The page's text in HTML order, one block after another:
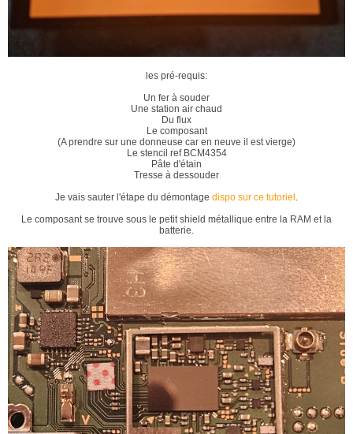
les pré-requis:
Un fer à souder
Une station air chaud
Du flux
Le composant
(A prendre sur une donneuse car en neuve il est vierge)
Le stencil ref BCM4354
Pâte d'étain
Tresse à dessouder
Je vais sauter l'étape du démontage dispo sur ce tutoriel .
Le composant se trouve sous le petit shield métallique entre la RAM et la
batterie.